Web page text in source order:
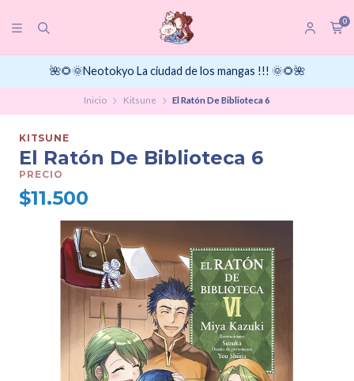
0
🌺🌻🌞Neotokyo La ciudad de los mangas !!! 🌞🌻🌺
Inicio Kitsune El Ratón De Biblioteca 6
KITSUNE
El Ratón De Biblioteca 6
PRECIO
$11.500